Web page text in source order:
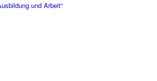
und Arbeit“